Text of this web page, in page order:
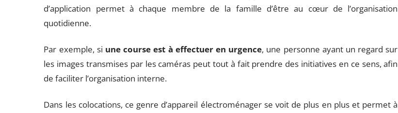
d’application permet à chaque membre de la famille d’être au cœur de l’organisation
quotidienne.
Par exemple, si une course est à effectuer en urgence, une personne ayant un regard sur
les images transmises par les caméras peut tout à fait prendre des initiatives en ce sens, afin
de faciliter l’organisation interne.
Dans les colocations, ce genre d’appareil électroménager se voit de plus en plus et permet à